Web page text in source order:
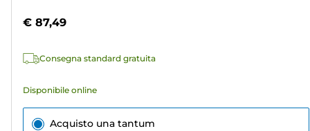
70
colori
€ 87,49
Consegna standard gratuita
Disponibile online
Acquisto una tantum